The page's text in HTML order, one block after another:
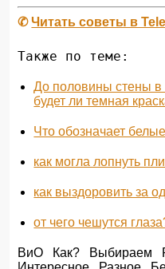
✆Читать советы в
Также по теме:
До половины стены в
будет ли темная
Что обозначает
как могла лопнуть
как выздоровить за
от чего чешутся
ВиО Как? Выбираем